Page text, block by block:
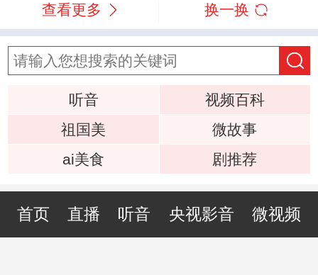
查看更多 换一换
听音
视频百科
祖国美
微故事
ai美食
剧推荐
首页 直播 听音 央视影音 微视频